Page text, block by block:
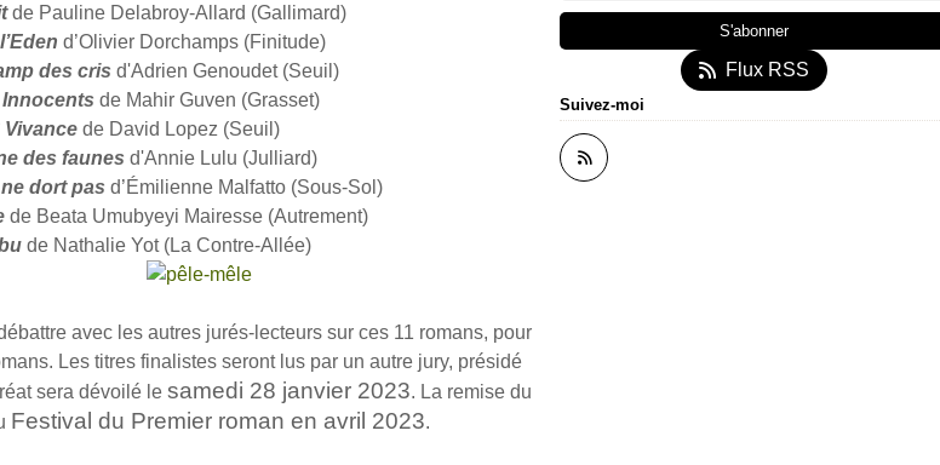
de Pauline Delabroy-Allard (Gallimard)
d’Olivier Dorchamps (Finitude)
des cris d'Adrien Genoudet (Seuil)
de Mahir Guven (Grasset)
Vivancede David Lopez (Seuil)
des faunes d'Annie Lulu (Julliard)
dort pas d’Émilienne Malfatto (Sous-Sol)
de Beata Umubyeyi Mairesse (Autrement)
de Nathalie Yot (La Contre-Allée)
avec les autres jurés-lecteurs sur ces 11 romans, pour
Les titres finalistes seront lus par un autre jury, présidé
sera dévoilé le samedi 28 janvier 2023. La remise du
Festival du Premier roman en avril 2023.
Flux RSS
Suivez-moi